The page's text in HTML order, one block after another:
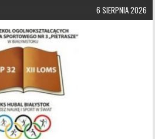
6 SIERPNIA 2026